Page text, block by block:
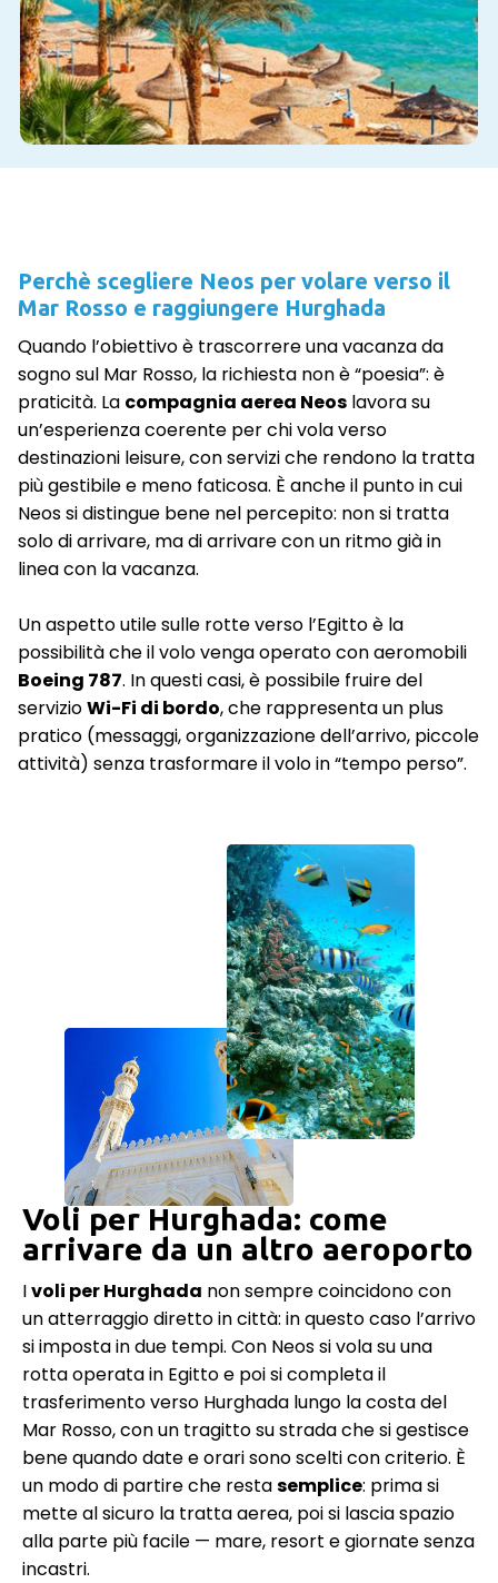
Perchè scegliere Neos per volare verso il
Mar Rosso e raggiungere Hurghada
Quando l’obiettivo è trascorrere una vacanza da
sogno sul Mar Rosso, la richiesta non è “poesia”: è
praticità. La compagnia aerea Neos lavora su
un’esperienza coerente per chi vola verso
destinazioni leisure, con servizi che rendono la tratta
più gestibile e meno faticosa. È anche il punto in cui
Neos si distingue bene nel percepito: non si tratta
solo di arrivare, ma di arrivare con un ritmo già in
linea con la vacanza.
Un aspetto utile sulle rotte verso l’Egitto è la
possibilità che il volo venga operato con aeromobili
Boeing 787. In questi casi, è possibile fruire del
servizioWi-Fi di bordo, che rappresenta un plus
pratico (messaggi, organizzazione dell’arrivo, piccole
attività) senza trasformare il volo in “tempo perso”.
Voli per Hurghada: come
arrivare da un altro aeroporto
Ivoli per Hurghada non sempre coincidono con
un atterraggio diretto in città: in questo caso l’arrivo
si imposta in due tempi. Con Neos si vola su una
rotta operata in Egitto e poi si completa il
trasferimento verso Hurghada lungo la costa del
Mar Rosso, con un tragitto su strada che si gestisce
bene quando date e orari sono scelti con criterio. È
un modo di partire che restasemplice: prima si
mette al sicuro la tratta aerea, poi si lascia spazio
alla parte più facile — mare, resort e giornate senza
incastri.